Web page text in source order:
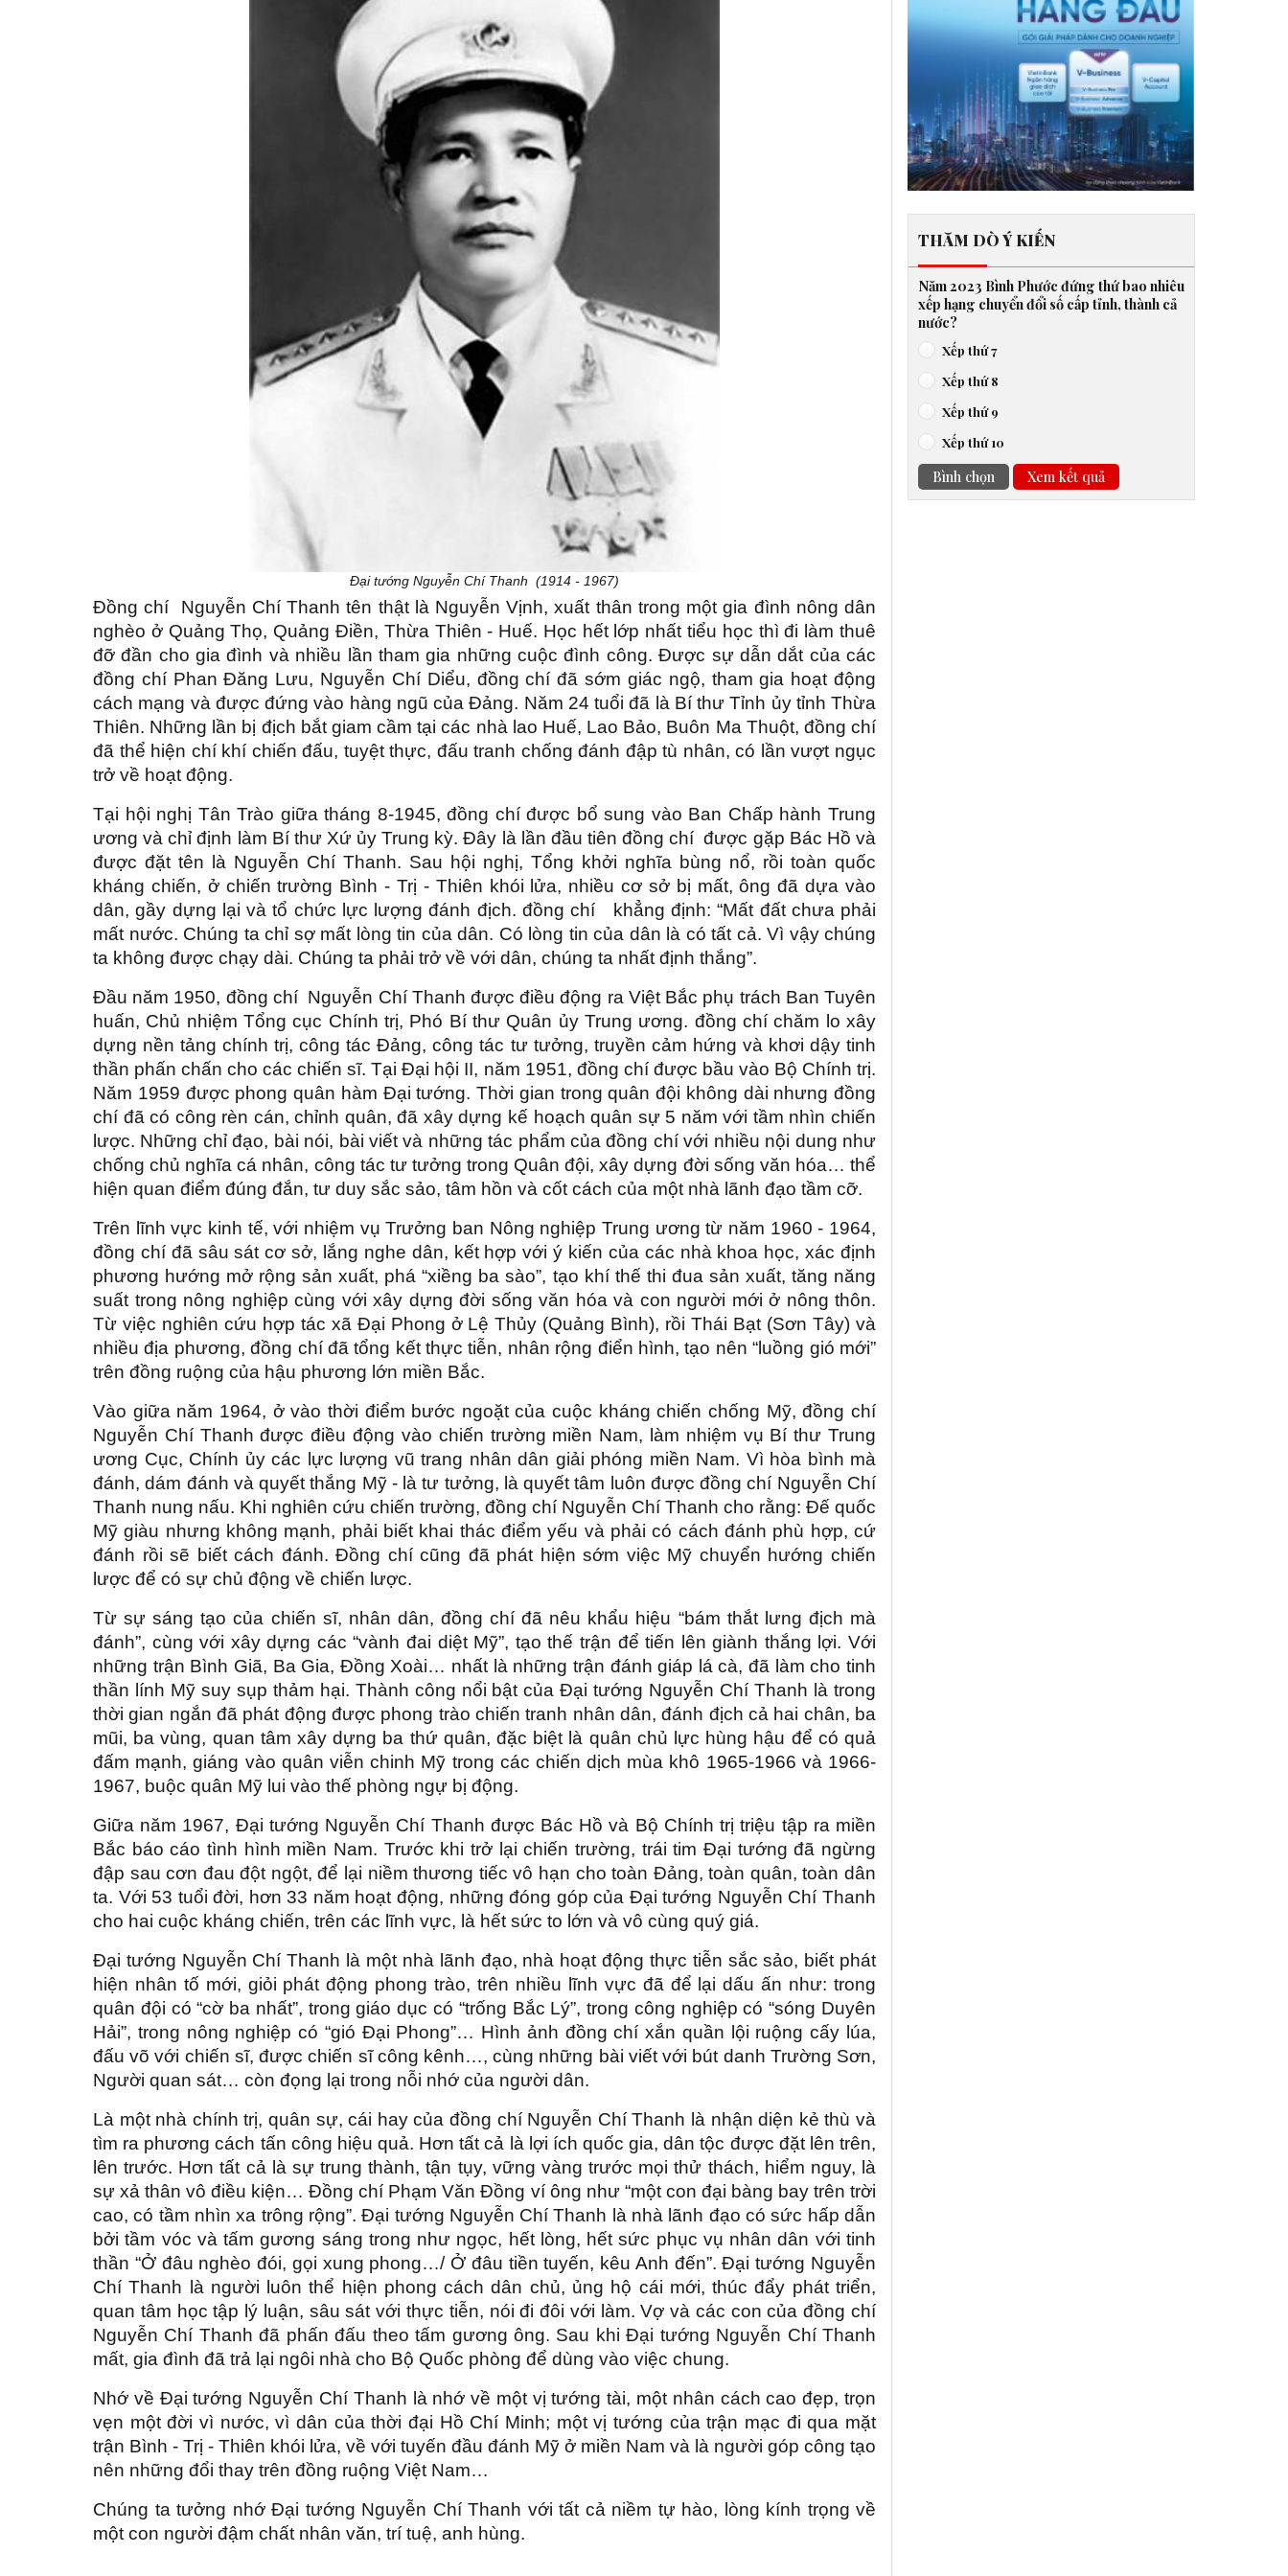
Đại tướng Nguyễn Chí Thanh (1914 - 1967)
Đồng chí Nguyễn Chí Thanh tên thật là Nguyễn Vịnh, xuất thân trong một gia đình nông dân
nghèo ở Quảng Thọ, Quảng Điền, Thừa Thiên - Huế. Học hết lớp nhất tiểu học thì đi làm thuê
đỡ đần cho gia đình và nhiều lần tham gia những cuộc đình công. Được sự dẫn dắt của các
đồng chí Phan Đăng Lưu, Nguyễn Chí Diểu, đồng chí đã sớm giác ngộ, tham gia hoạt động
cách mạng và được đứng vào hàng ngũ của Đảng. Năm 24 tuổi đã là Bí thư Tỉnh ủy tỉnh Thừa
Thiên. Những lần bị địch bắt giam cầm tại các nhà lao Huế, Lao Bảo, Buôn Ma Thuột, đồng chí
đã thể hiện chí khí chiến đấu, tuyệt thực, đấu tranh chống đánh đập tù nhân, có lần vượt ngục
trở về hoạt động.
Tại hội nghị Tân Trào giữa tháng 8-1945, đồng chí được bổ sung vào Ban Chấp hành Trung
ương và chỉ định làm Bí thư Xứ ủy Trung kỳ. Đây là lần đầu tiên đồng chí được gặp Bác Hồ và
được đặt tên là Nguyễn Chí Thanh. Sau hội nghị, Tổng khởi nghĩa bùng nổ, rồi toàn quốc
kháng chiến, ở chiến trường Bình - Trị - Thiên khói lửa, nhiều cơ sở bị mất, ông đã dựa vào
dân, gầy dựng lại và tổ chức lực lượng đánh địch. đồng chí khẳng định: “Mất đất chưa phải
mất nước. Chúng ta chỉ sợ mất lòng tin của dân. Có lòng tin của dân là có tất cả. Vì vậy chúng
ta không được chạy dài. Chúng ta phải trở về với dân, chúng ta nhất định thắng”.
Đầu năm 1950, đồng chí Nguyễn Chí Thanh được điều động ra Việt Bắc phụ trách Ban Tuyên
huấn, Chủ nhiệm Tổng cục Chính trị, Phó Bí thư Quân ủy Trung ương. đồng chí chăm lo xây
dựng nền tảng chính trị, công tác Đảng, công tác tư tưởng, truyền cảm hứng và khơi dậy tinh
thần phấn chấn cho các chiến sĩ. Tại Đại hội II, năm 1951, đồng chí được bầu vào Bộ Chính trị.
Năm 1959 được phong quân hàm Đại tướng. Thời gian trong quân đội không dài nhưng đồng
chí đã có công rèn cán, chỉnh quân, đã xây dựng kế hoạch quân sự 5 năm với tầm nhìn chiến
lược. Những chỉ đạo, bài nói, bài viết và những tác phẩm của đồng chí với nhiều nội dung như
chống chủ nghĩa cá nhân, công tác tư tưởng trong Quân đội, xây dựng đời sống văn hóa… thể
hiện quan điểm đúng đắn, tư duy sắc sảo, tâm hồn và cốt cách của một nhà lãnh đạo tầm cỡ.
Trên lĩnh vực kinh tế, với nhiệm vụ Trưởng ban Nông nghiệp Trung ương từ năm 1960 - 1964,
đồng chí đã sâu sát cơ sở, lắng nghe dân, kết hợp với ý kiến của các nhà khoa học, xác định
phương hướng mở rộng sản xuất, phá “xiềng ba sào”, tạo khí thế thi đua sản xuất, tăng năng
suất trong nông nghiệp cùng với xây dựng đời sống văn hóa và con người mới ở nông thôn.
Từ việc nghiên cứu hợp tác xã Đại Phong ở Lệ Thủy (Quảng Bình), rồi Thái Bạt (Sơn Tây) và
nhiều địa phương, đồng chí đã tổng kết thực tiễn, nhân rộng điển hình, tạo nên “luồng gió mới”
trên đồng ruộng của hậu phương lớn miền Bắc.
Vào giữa năm 1964, ở vào thời điểm bước ngoặt của cuộc kháng chiến chống Mỹ, đồng chí
Nguyễn Chí Thanh được điều động vào chiến trường miền Nam, làm nhiệm vụ Bí thư Trung
ương Cục, Chính ủy các lực lượng vũ trang nhân dân giải phóng miền Nam. Vì hòa bình mà
đánh, dám đánh và quyết thắng Mỹ - là tư tưởng, là quyết tâm luôn được đồng chí Nguyễn Chí
Thanh nung nấu. Khi nghiên cứu chiến trường, đồng chí Nguyễn Chí Thanh cho rằng: Đế quốc
Mỹ giàu nhưng không mạnh, phải biết khai thác điểm yếu và phải có cách đánh phù hợp, cứ
đánh rồi sẽ biết cách đánh. Đồng chí cũng đã phát hiện sớm việc Mỹ chuyển hướng chiến
lược để có sự chủ động về chiến lược.
Từ sự sáng tạo của chiến sĩ, nhân dân, đồng chí đã nêu khẩu hiệu “bám thắt lưng địch mà
đánh”, cùng với xây dựng các “vành đai diệt Mỹ”, tạo thế trận để tiến lên giành thắng lợi. Với
những trận Bình Giã, Ba Gia, Đồng Xoài… nhất là những trận đánh giáp lá cà, đã làm cho tinh
thần lính Mỹ suy sụp thảm hại. Thành công nổi bật của Đại tướng Nguyễn Chí Thanh là trong
thời gian ngắn đã phát động được phong trào chiến tranh nhân dân, đánh địch cả hai chân, ba
mũi, ba vùng, quan tâm xây dựng ba thứ quân, đặc biệt là quân chủ lực hùng hậu để có quả
đấm mạnh, giáng vào quân viễn chinh Mỹ trong các chiến dịch mùa khô 1965-1966 và 1966-
1967, buộc quân Mỹ lui vào thế phòng ngự bị động.
Giữa năm 1967, Đại tướng Nguyễn Chí Thanh được Bác Hồ và Bộ Chính trị triệu tập ra miền
Bắc báo cáo tình hình miền Nam. Trước khi trở lại chiến trường, trái tim Đại tướng đã ngừng
đập sau cơn đau đột ngột, để lại niềm thương tiếc vô hạn cho toàn Đảng, toàn quân, toàn dân
ta. Với 53 tuổi đời, hơn 33 năm hoạt động, những đóng góp của Đại tướng Nguyễn Chí Thanh
cho hai cuộc kháng chiến, trên các lĩnh vực, là hết sức to lớn và vô cùng quý giá.
Đại tướng Nguyễn Chí Thanh là một nhà lãnh đạo, nhà hoạt động thực tiễn sắc sảo, biết phát
hiện nhân tố mới, giỏi phát động phong trào, trên nhiều lĩnh vực đã để lại dấu ấn như: trong
quân đội có “cờ ba nhất”, trong giáo dục có “trống Bắc Lý”, trong công nghiệp có “sóng Duyên
Hải”, trong nông nghiệp có “gió Đại Phong”… Hình ảnh đồng chí xắn quần lội ruộng cấy lúa,
đấu võ với chiến sĩ, được chiến sĩ công kênh…, cùng những bài viết với bút danh Trường Sơn,
Người quan sát… còn đọng lại trong nỗi nhớ của người dân.
Là một nhà chính trị, quân sự, cái hay của đồng chí Nguyễn Chí Thanh là nhận diện kẻ thù và
tìm ra phương cách tấn công hiệu quả. Hơn tất cả là lợi ích quốc gia, dân tộc được đặt lên trên,
lên trước. Hơn tất cả là sự trung thành, tận tụy, vững vàng trước mọi thử thách, hiểm nguy, là
sự xả thân vô điều kiện… Đồng chí Phạm Văn Đồng ví ông như “một con đại bàng bay trên trời
cao, có tầm nhìn xa trông rộng”. Đại tướng Nguyễn Chí Thanh là nhà lãnh đạo có sức hấp dẫn
bởi tầm vóc và tấm gương sáng trong như ngọc, hết lòng, hết sức phục vụ nhân dân với tinh
thần “Ở đâu nghèo đói, gọi xung phong…/ Ở đâu tiền tuyến, kêu Anh đến”. Đại tướng Nguyễn
Chí Thanh là người luôn thể hiện phong cách dân chủ, ủng hộ cái mới, thúc đẩy phát triển,
quan tâm học tập lý luận, sâu sát với thực tiễn, nói đi đôi với làm. Vợ và các con của đồng chí
Nguyễn Chí Thanh đã phấn đấu theo tấm gương ông. Sau khi Đại tướng Nguyễn Chí Thanh
mất, gia đình đã trả lại ngôi nhà cho Bộ Quốc phòng để dùng vào việc chung.
Nhớ về Đại tướng Nguyễn Chí Thanh là nhớ về một vị tướng tài, một nhân cách cao đẹp, trọn
vẹn một đời vì nước, vì dân của thời đại Hồ Chí Minh; một vị tướng của trận mạc đi qua mặt
trận Bình - Trị - Thiên khói lửa, về với tuyến đầu đánh Mỹ ở miền Nam và là người góp công tạo
nên những đổi thay trên đồng ruộng Việt Nam…
Chúng ta tưởng nhớ Đại tướng Nguyễn Chí Thanh với tất cả niềm tự hào, lòng kính trọng về
một con người đậm chất nhân văn, trí tuệ, anh hùng.
THĂM DÒ Ý KIẾN
Năm 2023 Bình Phước đứng thứ bao nhiêu
xếp hạng chuyển đổi số cấp tỉnh, thành cả
nước?
Xếp thứ 7
Xếp thứ 8
Xếp thứ 9
Xếp thứ 10
Bình chọn Xem kết quả